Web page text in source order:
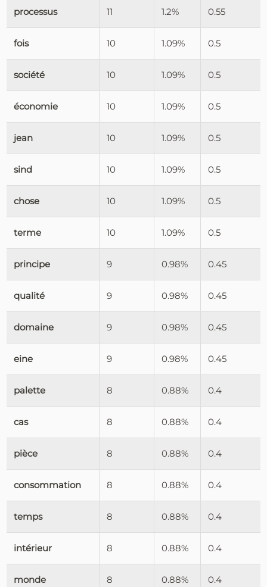
processus 11 1.2% 0.55
fois 10 1.09% 0.5
société 10 1.09% 0.5
économie 10 1.09% 0.5
jean 10 1.09% 0.5
sind 10 1.09% 0.5
chose 10 1.09% 0.5
terme 10 1.09% 0.5
principe 9 0.98% 0.45
qualité 9 0.98% 0.45
domaine 9 0.98% 0.45
eine 9 0.98% 0.45
palette 8 0.88% 0.4
cas 8 0.88% 0.4
pièce 8 0.88% 0.4
consommation 8 0.88% 0.4
temps 8 0.88% 0.4
intérieur 8 0.88% 0.4
monde 8 0.88% 0.4